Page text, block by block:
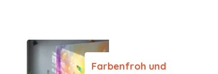
Farbenfroh und